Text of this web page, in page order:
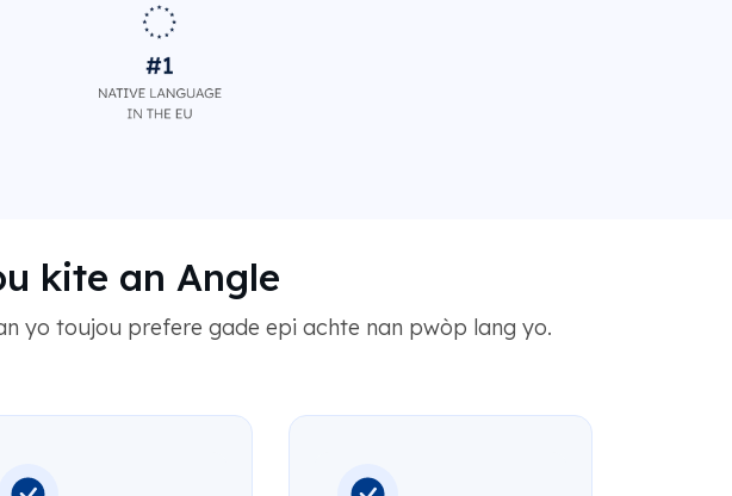
kite an Angle
yo toujou prefere gade epi achte nan pwòp lang yo.